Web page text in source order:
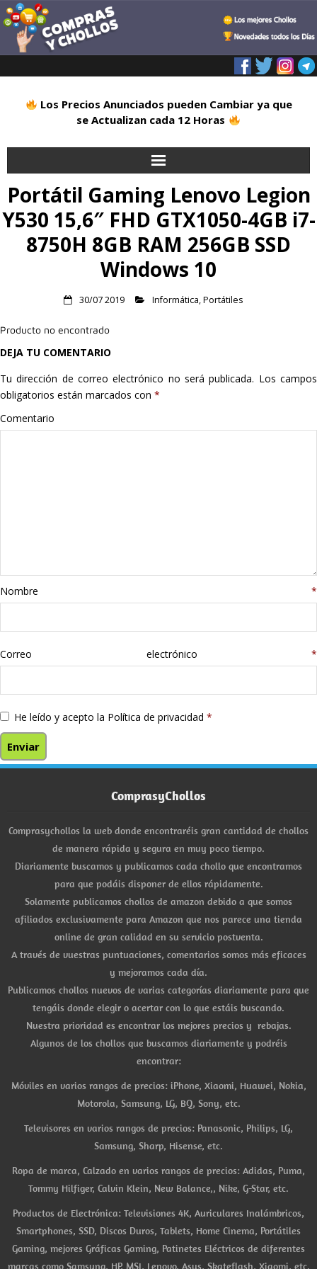
Los Precios Anunciados pueden Cambiar ya que
se Actualizan cada 12 Horas
Inicio
Alimentación
Hogar
Listas
libros
Portátil Gaming Lenovo Legion
Y530 15,6″ FHD GTX1050-4GB i7-
8750H 8GB RAM 256GB SSD
Windows 10
30/07 2019 Informática,Portátiles
Producto no encontrado
DEJA TU COMENTARIO
Tu dirección de correo electrónico no será publicada. Los campos
obligatorios están marcados con *
Comentario
Nombre *
Correo electrónico *
He leído y acepto la Política de privacidad *
ComprasyChollos
Comprasychollos la web donde encontraréis gran cantidad de chollos
de manera rápida y segura en muy poco tiempo.
Diariamente buscamos y publicamos cada chollo que encontramos
para que podáis disponer de ellos rápidamente.
Solamente publicamos chollos de amazon debido a que somos
afiliados exclusivamente para Amazon que nos parece una tienda
online de gran calidad en su servicio postventa.
A través de vuestras puntuaciones, comentarios somos más eficaces
y mejoramos cada día.
Publicamos chollos nuevos de varias categorías diariamente para que
tengáis donde elegir o acertar con lo que estáis buscando.
Nuestra prioridad es encontrar los mejores precios y rebajas.
Algunos de los chollos que buscamos diariamente y podréis
encontrar:
Móviles en varios rangos de precios: iPhone, Xiaomi, Huawei, Nokia,
Motorola, Samsung, LG, BQ, Sony, etc.
Televisores en varios rangos de precios: Panasonic, Philips, LG,
Samsung, Sharp, Hisense, etc.
Ropa de marca, Calzado en varios rangos de precios: Adidas, Puma,
Tommy Hilfiger, Calvin Klein, New Balance,, Nike, G-Star, etc.
Productos de Electrónica: Televisiones 4K, Auriculares Inalámbricos,
Smartphones, SSD, Discos Duros, Tablets, Home Cinema, Portátiles
Gaming, mejores Gráficas Gaming, Patinetes Eléctricos de diferentes
marcas como Samsung, HP, MSI, Lenovo, Asus, Skateflash, Xiaomi, etc.